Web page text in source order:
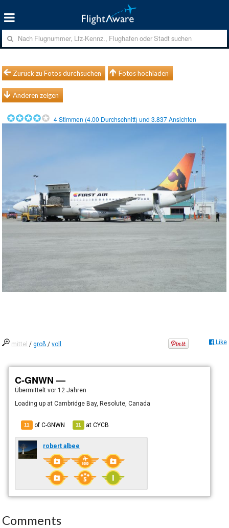
Zurück zu Fotos durchsuchen Fotos hochladen
Anderen zeigen
4Stimmen (4.00 Durchschnitt) und3.837Ansichten
mittel /groß /voll Like
C-GNWN —
Übermitteltvor 12 Jahren
Loading up at Cambridge Bay, Resolute, Canada
11 of C-GNWN 11 atCYCB
robert albee
Comments